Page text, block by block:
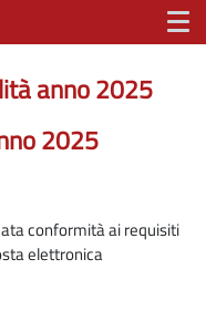
anno 2025
2025
conformità ai requisiti
elettronica